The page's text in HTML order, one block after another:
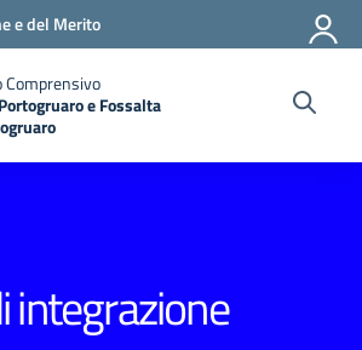
e del Merito
e Fossalta
integrazione